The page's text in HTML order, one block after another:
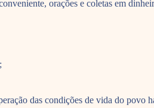
orações e coletas em
das condições de vida do povo